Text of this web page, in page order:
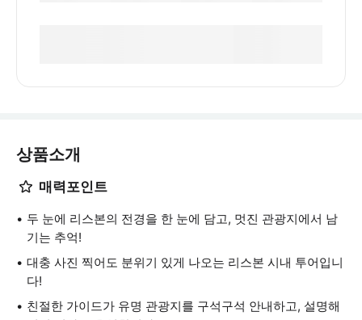
상품소개
매력포인트
두 눈에 리스본의 전경을 한 눈에 담고, 멋진 관광지에서 남
기는 추억!
대충 사진 찍어도 분위기 있게 나오는 리스본 시내 투어입니
다!
친절한 가이드가 유명 관광지를 구석구석 안내하고, 설명해